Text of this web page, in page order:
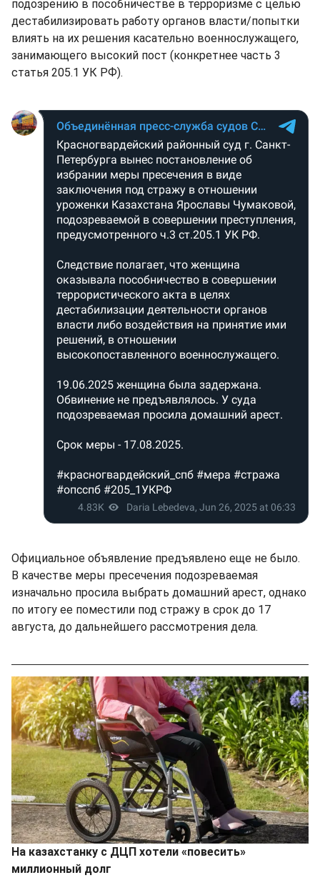
подозрению в пособничестве в терроризме с целью
дестабилизировать работу органов власти/попытки
влиять на их решения касательно военнослужащего,
занимающего высокий пост (конкретнее часть 3
статья 205.1 УК РФ).
Официальное объявление предъявлено еще не было.
В качестве меры пресечения подозреваемая
изначально просила выбрать домашний арест, однако
по итогу ее поместили под стражу в срок до 17
августа, до дальнейшего рассмотрения дела.
На казахстанку с ДЦП хотели «повесить»
миллионный долг